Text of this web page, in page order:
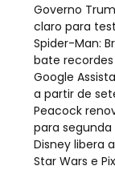
Governo
claro para
Spider-Man:
bate
Google
a partir de
Peacock
para
Disney libera
Star Wars e